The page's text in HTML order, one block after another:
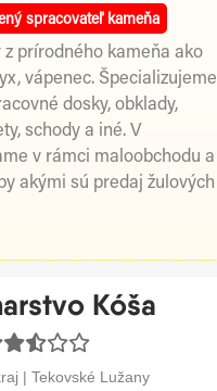
spracovateľ kameňa
z prírodného kameňa ako
vápenec. Špecializujeme
dosky, obklady,
schody a iné. V
v rámci maloobchodu a
akými sú predaj žulových
Kóša
| Tekovské Lužany